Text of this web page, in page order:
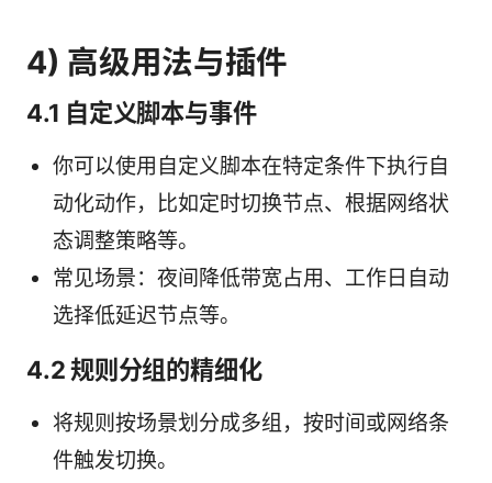
4) 高级用法与插件
4.1 自定义脚本与事件
你可以使用自定义脚本在特定条件下执行自
动化动作，比如定时切换节点、根据网络状
态调整策略等。
常见场景：夜间降低带宽占用、工作日自动
选择低延迟节点等。
4.2 规则分组的精细化
将规则按场景划分成多组，按时间或网络条
件触发切换。